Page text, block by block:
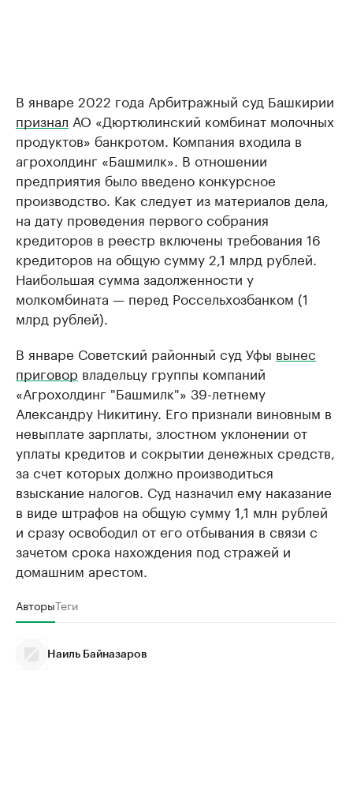
В январе 2022 года Арбитражный суд Башкирии
признал АО «Дюртюлинский комбинат молочных
продуктов» банкротом. Компания входила в
агрохолдинг «Башмилк». В отношении
предприятия было введено конкурсное
производство. Как следует из материалов дела,
на дату проведения первого собрания
кредиторов в реестр включены требования 16
кредиторов на общую сумму 2,1 млрд рублей.
Наибольшая сумма задолженности у
молкомбината — перед Россельхозбанком (1
млрд рублей).
В январе Советский районный суд Уфы вынес
приговор владельцу группы компаний
«Агрохолдинг "Башмилк"» 39-летнему
Александру Никитину. Его признали виновным в
невыплате зарплаты, злостном уклонении от
уплаты кредитов и сокрытии денежных средств,
за счет которых должно производиться
взыскание налогов. Суд назначил ему наказание
в виде штрафов на общую сумму 1,1 млн рублей
и сразу освободил от его отбывания в связи с
зачетом срока нахождения под стражей и
домашним арестом.
АвторыТеги
Наиль Байназаров